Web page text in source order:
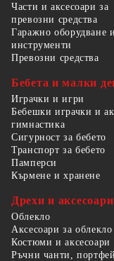
Части и аксесоари за
превозни средства
Гаражно оборудване и
инструменти
Превозни средства
Бебета и малки
Играчки и игри
Бебешки играчки и
гимнастика
Сигурност за бебето
Транспорт за бебето
Памперси
Кърмене и хранене
Дрехи и аксесоари
Облекло
Аксесоари за облекло
Костюми и аксесоари
Ръчни чанти,